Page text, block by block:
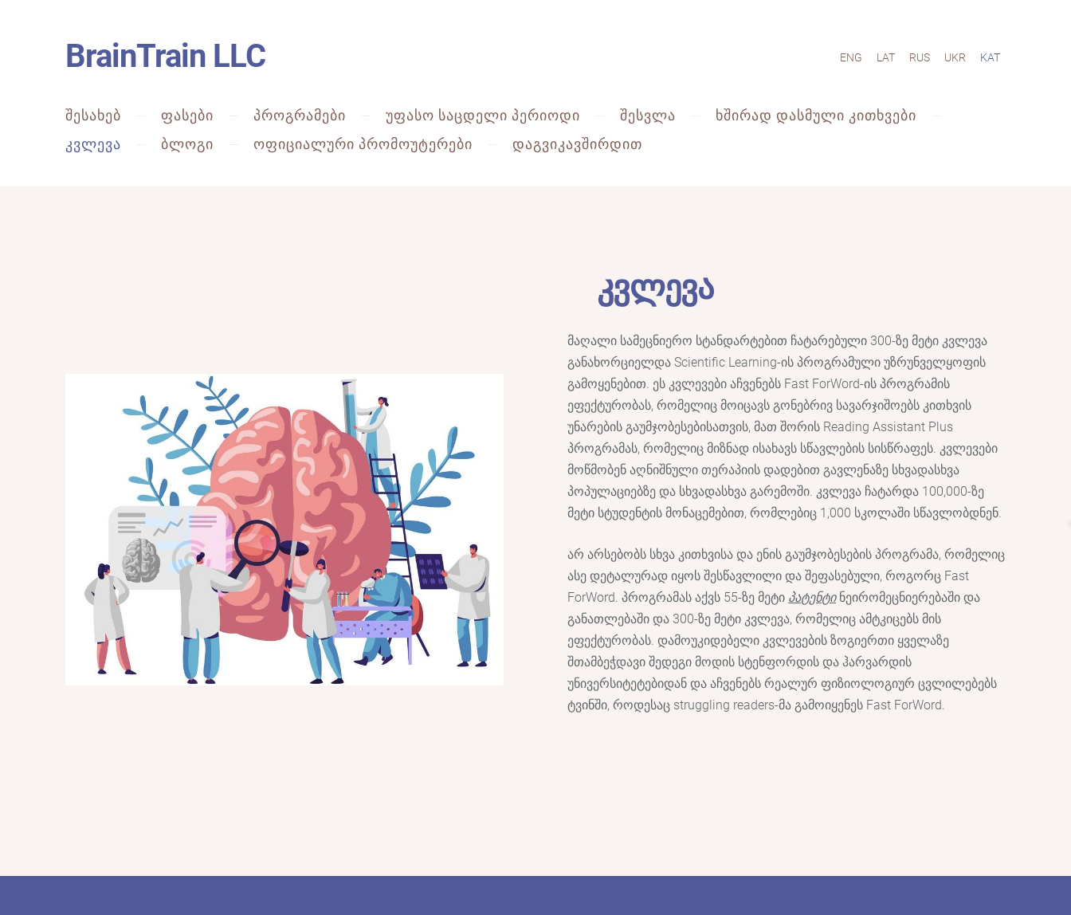
BrainTrain LLC
ᲨᲔᲡᲐᲮᲔᲑ ᲤᲐᲡᲔᲑᲘ ᲞᲠᲝᲒᲠᲐᲛᲔᲑᲘ ᲣᲤᲐᲡᲝ ᲡᲐᲪᲓᲔᲚᲘ ᲞᲔᲠᲘᲝᲓᲘ ᲨᲔᲡᲕᲚᲐ
ᲮᲨᲘᲠᲐᲓ ᲓᲐᲡᲛᲣᲚᲘ ᲙᲘᲗᲮᲕᲔᲑᲘ
ᲙᲕᲚᲔᲕᲐ
ᲑᲚᲝᲒᲘ ᲝᲤᲘᲪᲘᲐᲚᲣᲠᲘ ᲞᲠᲝᲛᲝᲣᲢᲔᲠᲔᲑᲘ ᲓᲐᲒᲕᲘᲙᲐᲕᲨᲘᲠᲓᲘᲗ
ENG LAT RUS UKR KAT
კვლევა
მაღალი სამეცნიერო სტანდარტებით ჩატარებული 300-ზე მეტი კვლევა
განახორციელდა Scientific Learning-ის პროგრამული უზრუნველყოფის
გამოყენებით. ეს კვლევები აჩვენებს Fast ForWord-ის პროგრამის
ეფექტურობას, რომელიც მოიცავს გონებრივ სავარჯიშოებს კითხვის
უნარების გაუმჯობესებისათვის, მათ შორის Reading Assistant Plus
პროგრამას, რომელიც მიზნად ისახავს სწავლების სისწრაფეს. კვლევები
მოწმობენ აღნიშნული თერაპიის დადებით გავლენაზე სხვადასხვა
პოპულაციებზე და სხვადასხვა გარემოში. კვლევა ჩატარდა 100,000-ზე
მეტი სტუდენტის მონაცემებით, რომლებიც 1,000 სკოლაში სწავლობდნენ.
არ არსებობს სხვა კითხვისა და ენის გაუმჯობესების პროგრამა, რომელიც
ასე დეტალურად იყოს შესწავლილი და შეფასებული, როგორც Fast
ForWord. პროგრამას აქვს 55-ზე მეტი პატენტინეირომეცნიერებაში და
განათლებაში და 300-ზე მეტი კვლევა, რომელიც ამტკიცებს მის
ეფექტურობას. დამოუკიდებელი კვლევების ზოგიერთი ყველაზე
შთამბეჭდავი შედეგი მოდის სტენფორდის და ჰარვარდის
უნივერსიტეტებიდან და აჩვენებს რეალურ ფიზიოლოგიურ ცვლილებებს
ტვინში, როდესაც struggling readers-მა გამოიყენეს Fast ForWord.